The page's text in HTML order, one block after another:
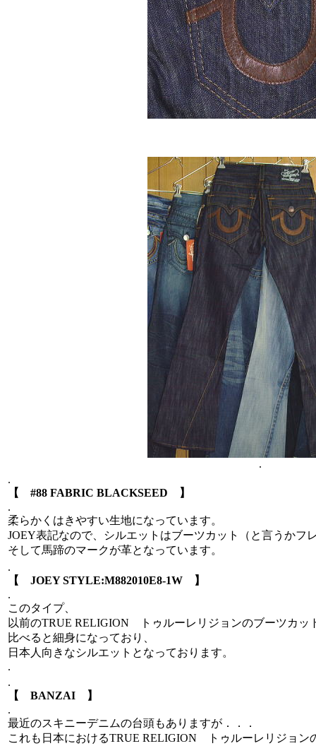
.
.
【 #88 FABRIC BLACKSEED 】
.
柔らかくはきやすい生地になっています。
JOEY表記なので、シルエットはブーツカット（と言うかフ
そして馬蹄のマークが革となっています。
.
【 JOEY STYLE:M882010E8-1W 】
.
このタイプ、
以前のTRUE RELIGION トゥルーレリジョンのブーツカッ
比べると細身になっており、
日本人向きなシルエットとなっております。
.
.
【 BANZAI 】
.
最近のスキニーデニムの台頭もありますが．．．
これも日本におけるTRUE RELIGION トゥルーレリジョン